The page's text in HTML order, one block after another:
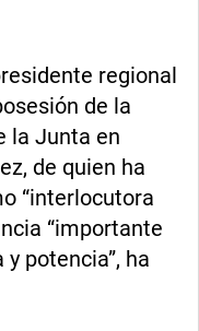
regional
de la
la Junta en
de quien ha
“interlocutora
“importante
potencia”, ha